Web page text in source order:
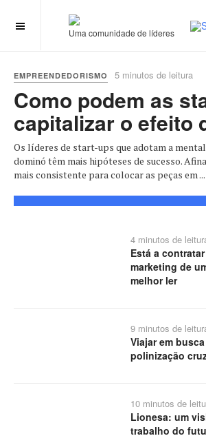
Uma comunidade de líderes
EMPREENDEDORISMO 5 minutos de leitura
Como podem as
capitalizar o efeito
Os líderes de start-ups que adotam a
dominó têm mais hipóteses de sucesso.
mais consistente para colocar as peças em ...
4 minutos de
Está a
marketing de
melhor ler
9 minutos de
Viajar em
polinização
10 minutos de
Lionesa: um
trabalho do